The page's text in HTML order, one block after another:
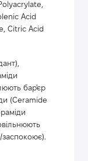
Acid
Citric Acid
бар'єр
(Ceramide